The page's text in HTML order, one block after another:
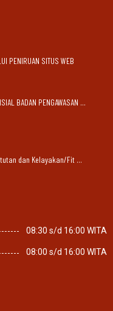
PENIRUAN SITUS WEB
BADAN PENGAWASAN ...
dan Kelayakan/Fit ...
08:30 s/d 16:00 WITA
08:00 s/d 16:00 WITA